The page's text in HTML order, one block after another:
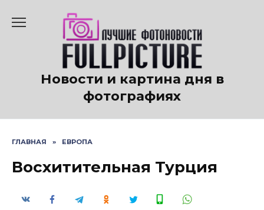
содержанию
Новости и картина дня в
фотографиях
ГЛАВНАЯ » ЕВРОПА
Восхитительная Турция